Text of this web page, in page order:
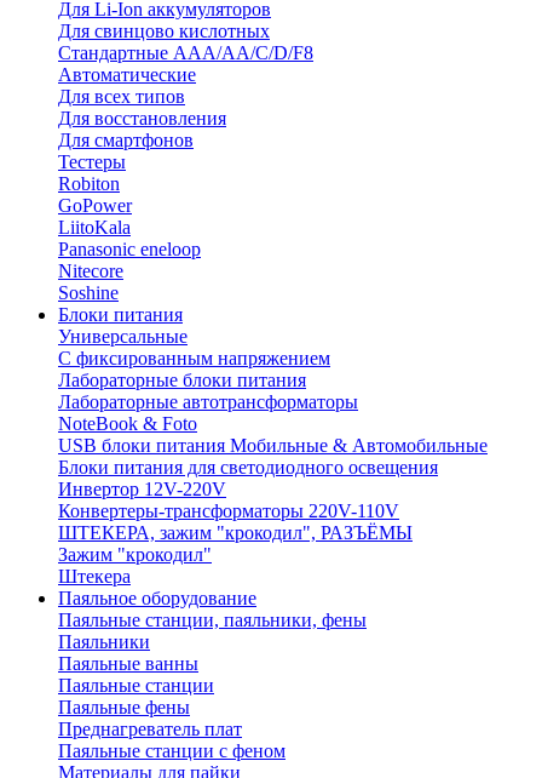
Для Li-Ion аккумуляторов
Для свинцово кислотных
Стандартные ААА/АА/С/D/F8
Автоматические
Для всех типов
Для восстановления
Для смартфонов
Тестеры
Robiton
GoPower
LiitoKala
Panasonic eneloop
Nitecore
Soshine
Блоки питания
Универсальные
C фиксированным напряжением
Лабораторные блоки питания
Лабораторные автотрансформаторы
NoteBook & Foto
USB блоки питания Мобильные & Автомобильные
Блоки питания для светодиодного освещения
Инвертор 12V-220V
Конвертеры-трансформаторы 220V-110V
ШТЕКЕРА, зажим "крокодил", РАЗЪЁМЫ
Зажим "крокодил"
Штекера
Паяльное оборудование
Паяльные станции, паяльники, фены
Паяльники
Паяльные ванны
Паяльные станции
Паяльные фены
Преднагреватель плат
Паяльные станции с феном
Материалы для пайки